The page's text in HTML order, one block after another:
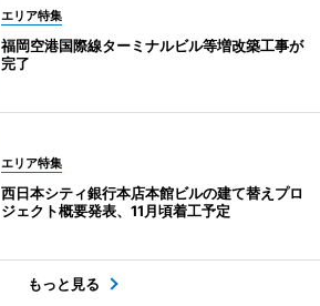
エリア特集
福岡空港国際線ターミナルビル等増改築工事が
完了
エリア特集
西日本シティ銀行本店本館ビルの建て替えプロ
ジェクト概要発表、11月頃着工予定
もっと見る